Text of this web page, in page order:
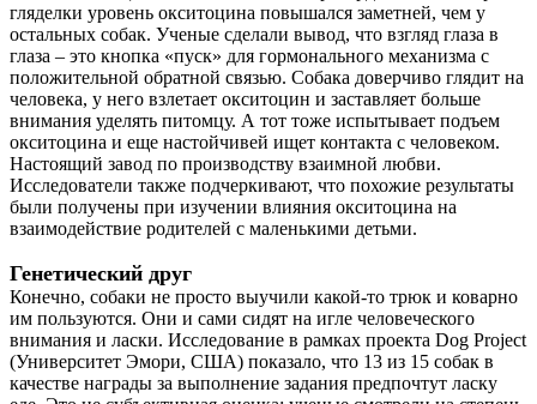
гляделки уровень окситоцина повышался заметней, чем у
остальных собак. Ученые сделали вывод, что взгляд глаза в
глаза – это кнопка «пуск» для гормонального механизма с
положительной обратной связью. Собака доверчиво глядит на
человека, у него взлетает окситоцин и заставляет больше
внимания уделять питомцу. А тот тоже испытывает подъем
окситоцина и еще настойчивей ищет контакта с человеком.
Настоящий завод по производству взаимной любви.
Исследователи также подчеркивают, что похожие результаты
были получены при изучении влияния окситоцина на
взаимодействие родителей с маленькими детьми.
Генетический друг
Конечно, собаки не просто выучили какой-то трюк и коварно
им пользуются. Они и сами сидят на игле человеческого
внимания и ласки. Исследование в рамках проекта Dog Project
(Университет Эмори, США) показало, что 13 из 15 собак в
качестве награды за выполнение задания предпочтут ласку